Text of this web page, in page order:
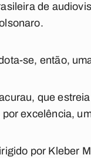
de
se, então,
, que
por excelência,
por Kleber